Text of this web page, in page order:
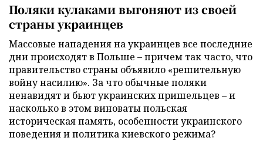
Поляки кулаками выгоняют из своей
страны украинцев
Массовые нападения на украинцев все последние
дни происходят в Польше – причем так часто, что
правительство страны объявило «решительную
войну насилию». За что обычные поляки
ненавидят и бьют украинских пришельцев – и
насколько в этом виноваты польская
историческая память, особенности украинского
поведения и политика киевского режима?